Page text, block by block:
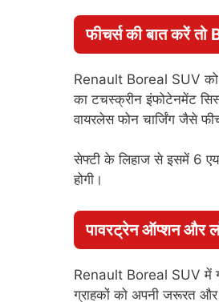
फीचर्स की बात करें
Renault Boreal SUV को
का टचस्क्रीन इंफोटेनमेंट
वायरलेस फोन चार्जिंग जैसे
सेफ्टी के लिहाज से इसमें 6
होगी।
पावरट्रेन ऑप्शन और
Renault Boreal SUV में
ग्राहकों को अपनी जरूरत